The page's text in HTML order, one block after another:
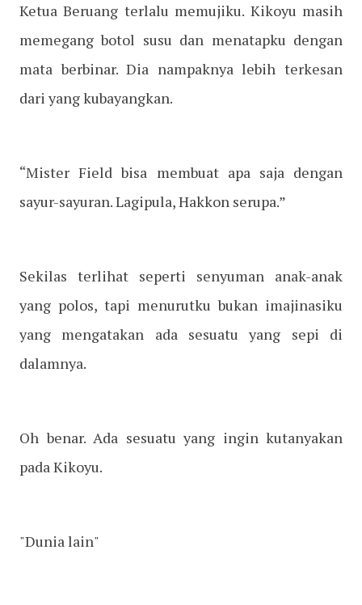
Ketua Beruang terlalu memujiku. Kikoyu masih
memegang botol susu dan menatapku dengan
mata berbinar. Dia nampaknya lebih terkesan
dari yang kubayangkan.
“Mister Field bisa membuat apa saja dengan
sayur-sayuran. Lagipula, Hakkon serupa.”
Sekilas terlihat seperti senyuman anak-anak
yang polos, tapi menurutku bukan imajinasiku
yang mengatakan ada sesuatu yang sepi di
dalamnya.
Oh benar. Ada sesuatu yang ingin kutanyakan
pada Kikoyu.
"Dunia lain"